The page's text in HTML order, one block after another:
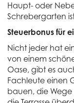
Haupt- oder
Schrebergarten
Steuerbonus für
Nicht jeder hat
von einem
Oase, gibt es
Fachleute einen
bauen, die